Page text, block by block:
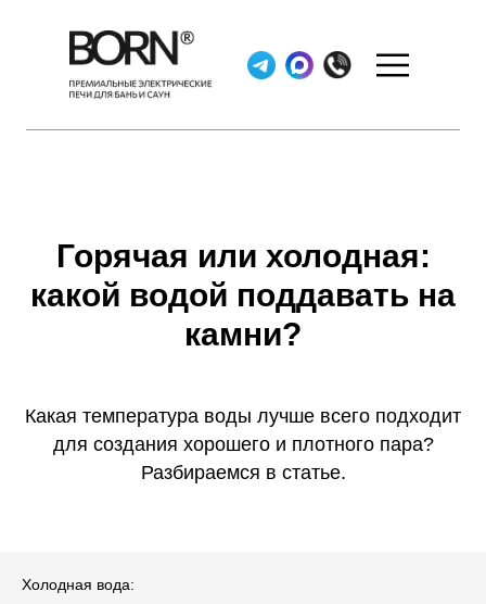
Горячая или холодная:
какой водой поддавать на
камни?
Какая температура воды лучше всего подходит
для создания хорошего и плотного пара?
Разбираемся в статье.
Холодная вода: